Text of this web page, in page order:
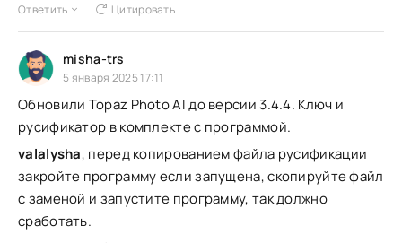
Ответить Цитировать
misha-trs
5 января 2025 17:11
Обновили Topaz Photo AI до версии 3.4.4. Ключ и
русификатор в комплекте с программой.
valalysha, перед копированием файла русификации
закройте программу если запущена, скопируйте файл
с заменой и запустите программу, так должно
сработать.